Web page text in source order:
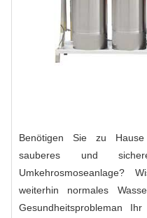
Benötigen Sie zu
sauberes und
Umkehrosmoseanlage?
weiterhin normales
Gesundheitsprobleman Ihr